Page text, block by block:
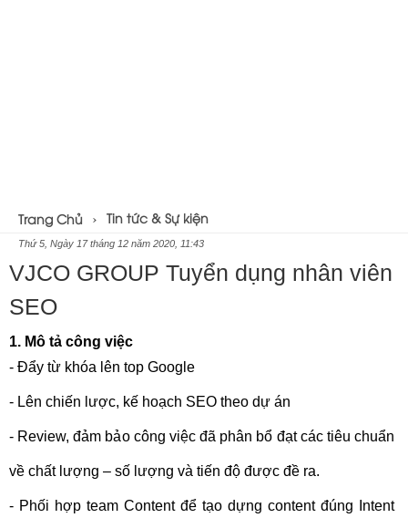
Trang Chủ Tin tức & Sự kiện
Thứ 5, Ngày 17 tháng 12 năm 2020, 11:43
VJCO GROUP Tuyển dụng nhân viên
SEO
1. Mô tả công việc
- Đẩy từ khóa lên top Google
- Lên chiến lược, kế hoạch SEO theo dự án
- Review, đảm bảo công việc đã phân bổ đạt các tiêu chuẩn
về chất lượng – số lượng và tiến độ được đề ra.
- Phối hợp team Content để tạo dựng content đúng Intent